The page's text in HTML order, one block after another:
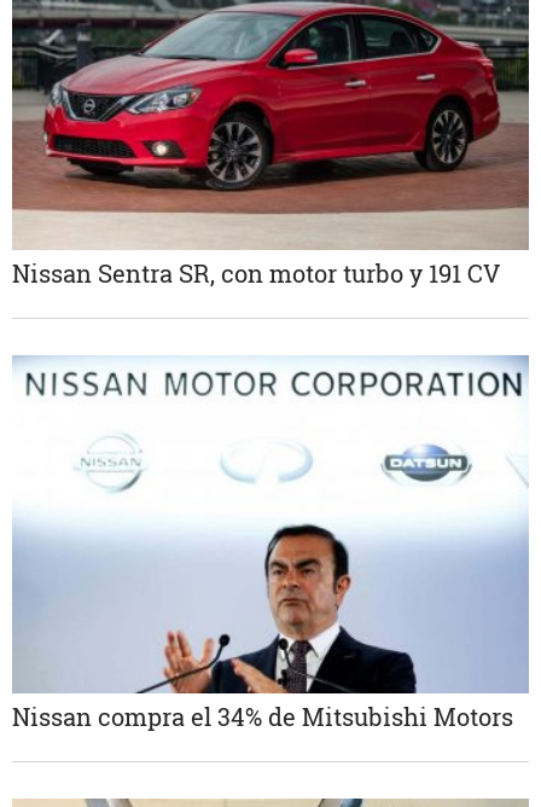
Nissan Sentra SR, con motor turbo y 191 CV
Nissan compra el 34% de Mitsubishi Motors